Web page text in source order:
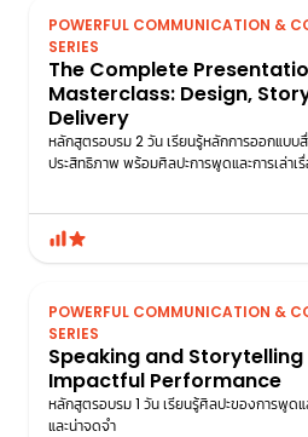
POWERFUL COMMUNICATION &
SERIES
The Complete
Masterclass: Design,
Delivery
หลักสูตรอบรม 2 วัน เรียนรู้หลักการออกแบบสื่
ประสิทธิภาพ พร้อมศิลปะการพูดและการเล่า
POWERFUL COMMUNICATION &
SERIES
Speaking and
Impactful Performance
หลักสูตรอบรม 1 วัน เรียนรู้ศิลปะของการพูดแ
และน่าจดจํา